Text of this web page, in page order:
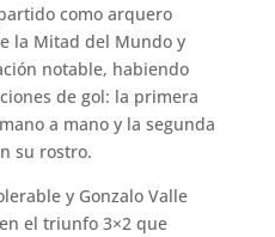
como arquero
la Mitad del Mundo y
notable, habiendo
de gol: la primera
a mano y la segunda
su rostro.
y Gonzalo Valle
el triunfo 3×2 que